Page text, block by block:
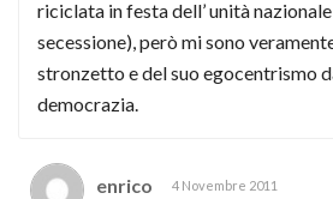
riciclata in festa dell’ unità
secessione), però mi sono
stronzetto e del suo egocentrismo
democrazia.
enrico 4 Novembre 2011